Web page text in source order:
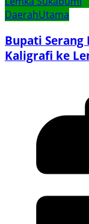
DaerahUtama
Bupati Serang
Kaligrafi ke